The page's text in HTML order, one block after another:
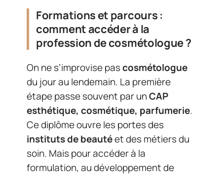
Formations et parcours :
comment accéder à la
profession de cosmétologue ?
On ne s’improvise pascosmétologue
du jour au lendemain. La première
étape passe souvent par unCAP
esthétique, cosmétique, parfumerie.
Ce diplôme ouvre les portes des
instituts de beautéet des métiers du
soin. Mais pour accéder à la
formulation, au développement de